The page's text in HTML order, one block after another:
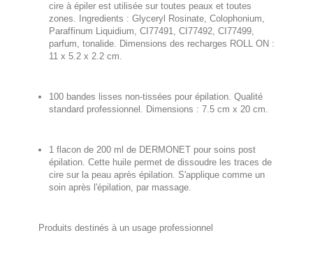
cire à épiler est utilisée sur toutes peaux et toutes
zones. Ingredients : Glyceryl Rosinate, Colophonium,
Paraffinum Liquidium, CI77491, CI77492, CI77499,
parfum, tonalide. Dimensions des recharges ROLL ON :
11 x 5.2 x 2.2 cm.
100 bandes lisses non-tissées pour épilation. Qualité
standard professionnel. Dimensions : 7.5 cm x 20 cm.
1 flacon de 200 ml de DERMONET pour soins post
épilation. Cette huile permet de dissoudre les traces de
cire sur la peau après épilation. S'applique comme un
soin après l'épilation, par massage.
Produits destinés à un usage professionnel